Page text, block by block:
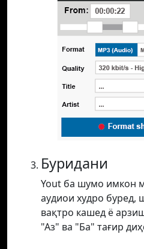
Буридани
Yout ба шумо имкон
аудиои худро буред,
вақтро кашед ё
"Аз" ва "Ба" тағир